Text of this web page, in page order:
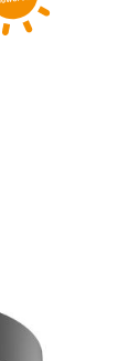
- wit